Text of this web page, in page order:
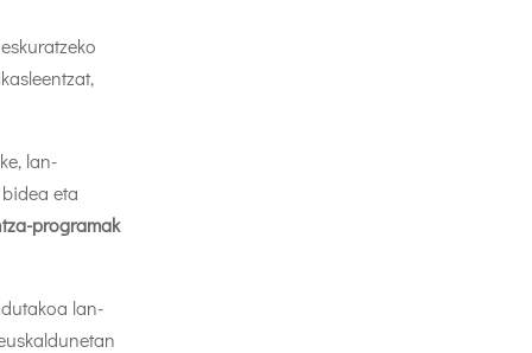
lan-
eta
programak
lan-